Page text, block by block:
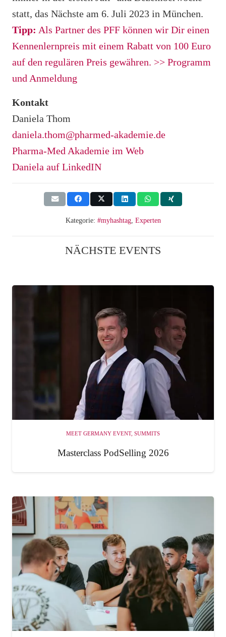
statt, das Nächste am 6. Juli 2023 in München.
Tipp: Als Partner des PFF können wir Dir einen
Kennenlernpreis mit einem Rabatt von 100 Euro
auf den regulären Preis gewähren. >> Programm
und Anmeldung
Kontakt
Daniela Thom
daniela.thom@pharmed-akademie.de
Pharma-Med Akademie im Web
Daniela auf LinkedIN
Kategorie: #myhashtag, Experten
NÄCHSTE EVENTS
MEET GERMANY EVENT, SUMMITS
Masterclass PodSelling 2026